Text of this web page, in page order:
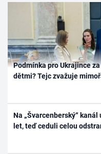
Podmínka pro Ukrajince
dětmi? Tejc zvažuje
Na „Švarcenberský“
let, teď ceduli celou